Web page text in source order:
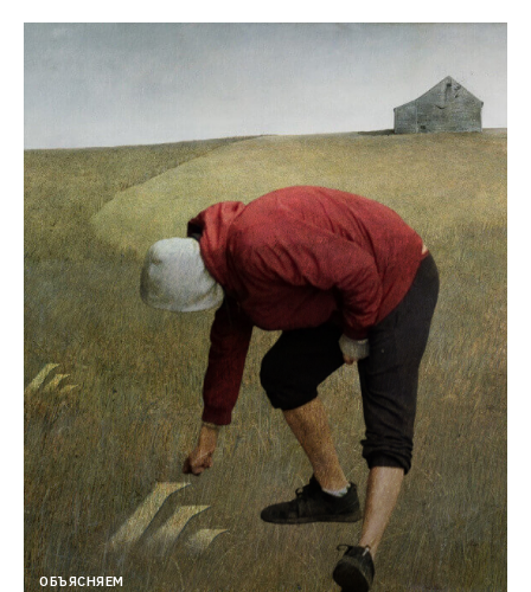
ОБЪЯСНЯЕМ